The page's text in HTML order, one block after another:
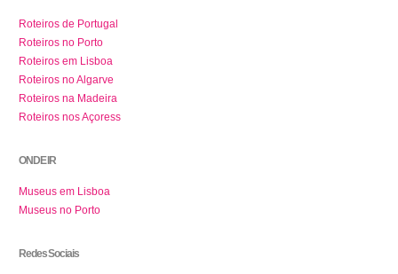
Roteiros de Portugal
Roteiros no Porto
Roteiros em Lisboa
Roteiros no Algarve
Roteiros na Madeira
Roteiros nos Açoress
ONDE IR
Museus em Lisboa
Museus no Porto
Redes Sociais